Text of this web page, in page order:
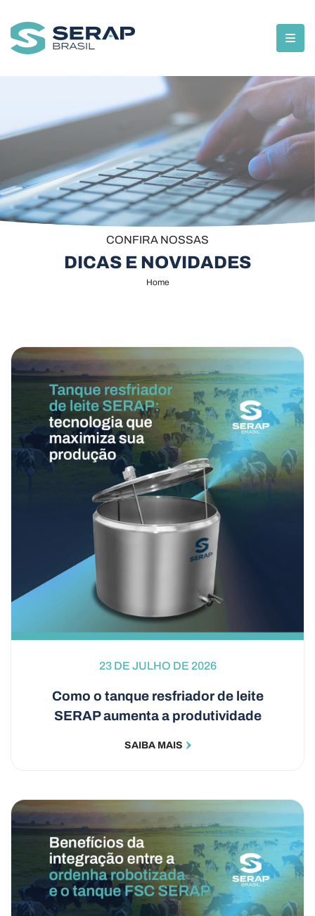
CONFIRA NOSSAS
DICAS E NOVIDADES
Home
23 DE JULHO DE 2026
Como o tanque resfriador de leite
SERAP aumenta a produtividade
SAIBA MAIS